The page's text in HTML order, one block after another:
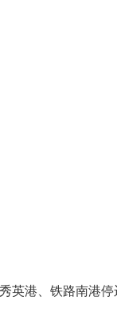
港、铁路南港